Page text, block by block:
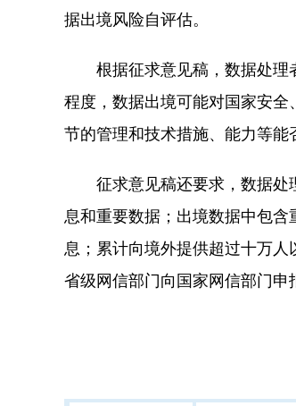
据出境风险自评估。
根据征求意见稿，数据处理
程度，数据出境可能对国家安
节的管理和技术措施、能力等能
征求意见稿还要求，数据处
息和重要数据；出境数据中包
息；累计向境外提供超过十万
省级网信部门向国家网信部门申